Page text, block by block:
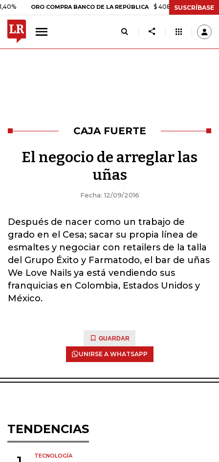
ORO COMPRA BANCO DE LA REPÚBLICA $ 408.498,97 +$ 8.753,81
SUSCRÍBASE
CAJA FUERTE
El negocio de arreglar las
uñas
Fecha: 12/09/2016
Después de nacer como un trabajo de
grado en el Cesa; sacar su propia línea de
esmaltes y negociar con retailers de la talla
del Grupo Éxito y Farmatodo, el bar de uñas
We Love Nails ya está vendiendo sus
franquicias en Colombia, Estados Unidos y
México.
GUARDAR
UNIRSE A WHATSAPP
TENDENCIAS
TECNOLOGÍA